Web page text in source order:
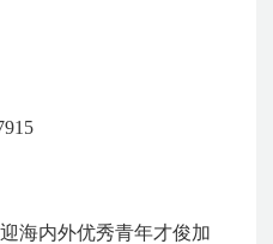
海内外优秀青年才俊加